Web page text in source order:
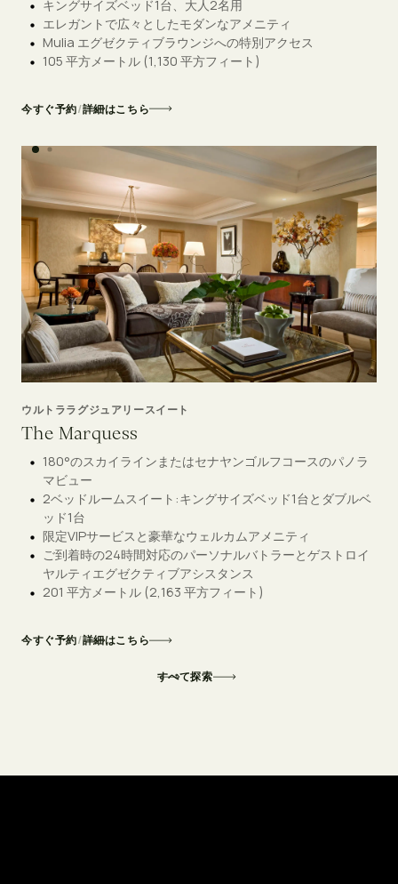
すべて探索
キングサイズベッド1台、大人2名用
エレガントで広々としたモダンなアメニティ
Mulia エグゼクティブラウンジへの特別アクセス
105 平方メートル (1,130 平方フィート)
今すぐ予約/詳細はこちら
ウルトララグジュアリースイート
The Marquess
180°のスカイラインまたはセナヤンゴルフコースのパノラ
マビュー
2ベッドルームスイート:キングサイズベッド1台とダブルベ
ッド1台
限定VIPサービスと豪華なウェルカムアメニティ
ご到着時の24時間対応のパーソナルバトラーとゲストロイ
ヤルティエグゼクティブアシスタンス
201 平方メートル (2,163 平方フィート)
今すぐ予約/詳細はこちら